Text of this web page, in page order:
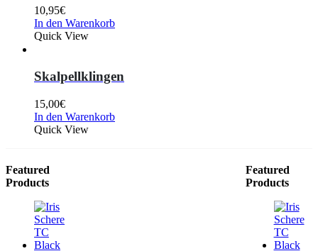
10,95€
In den Warenkorb
Quick View
Skalpellklingen
15,00€
In den Warenkorb
Quick View
Featured
Products
Featured
Products